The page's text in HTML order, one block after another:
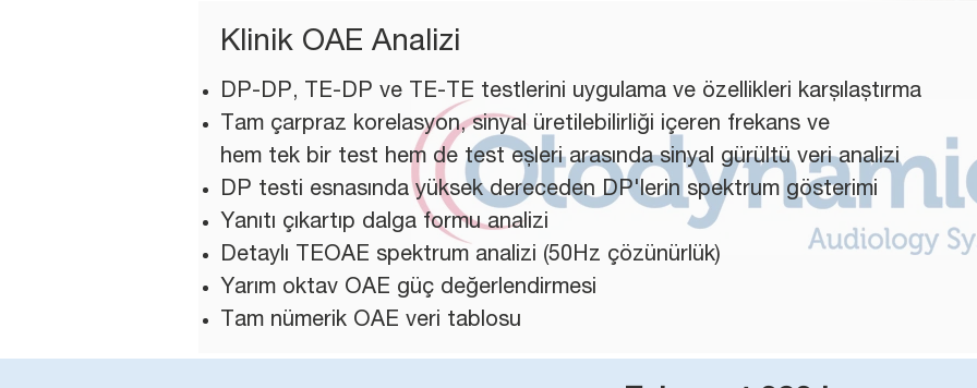
Klinik OAE Analizi
DP-DP, TE-DP ve TE-TE testlerini uygulama ve özellikleri karşılaştırma
Tam çarpraz korelasyon, sinyal üretilebilirliği içeren frekans ve
hem tek bir test hem de test eşleri arasında sinyal gürültü veri analizi
DP testi esnasında yüksek dereceden DP'lerin spektrum gösterimi
Yanıtı çıkartıp dalga formu analizi
Detaylı TEOAE spektrum analizi (50Hz çözünürlük)
Yarım oktav OAE güç değerlendirmesi
Tam nümerik OAE veri tablosu